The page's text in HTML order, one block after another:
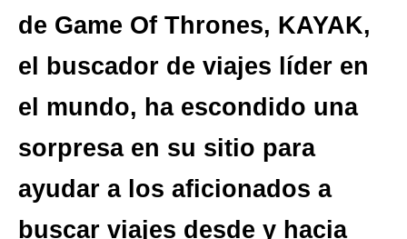
de Game Of Thrones, KAYAK,
el buscador de viajes líder en
el mundo, ha escondido una
sorpresa en su sitio para
ayudar a los aficionados a
buscar viajes desde y hacia